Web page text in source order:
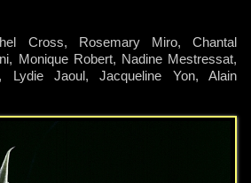
Cross, Rosemary Miro, Chantal
Monique Robert, Nadine Mestressat,
Lydie Jaoul, Jacqueline Yon, Alain